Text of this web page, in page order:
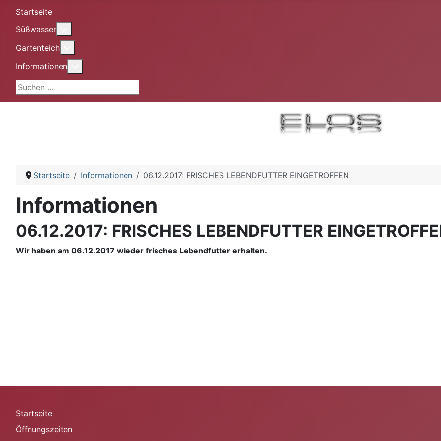
Startseite
Süßwasser
Gartenteich
Informationen
Suchen ...
Startseite Informationen 06.12.2017: FRISCHES LEBENDFUTTER EINGETROFFEN
Informationen
06.12.2017: FRISCHES LEBENDFUTTER
Wir haben am 06.12.2017 wieder frisches Lebendfutter erhalten.
Startseite
Öffnungszeiten